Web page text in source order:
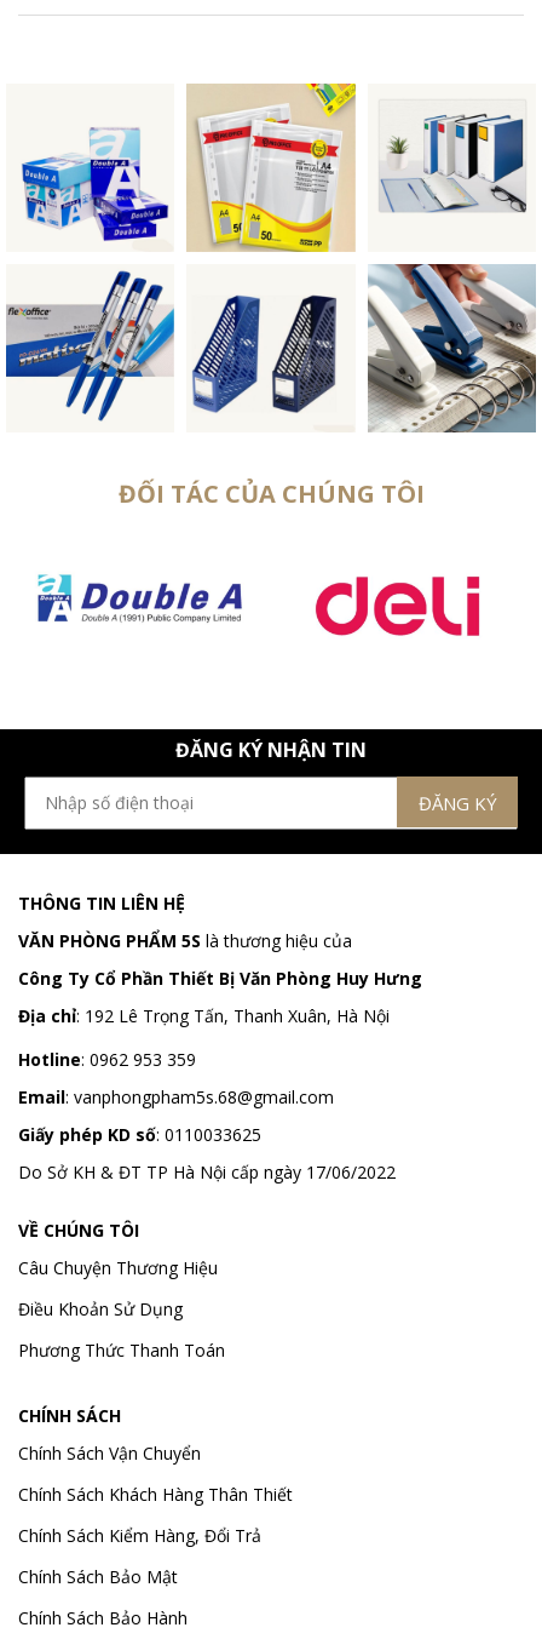
ĐỐI TÁC CỦA CHÚNG TÔI
ĐĂNG KÝ NHẬN TIN
THÔNG TIN LIÊN HỆ
VĂN PHÒNG PHẨM 5S là thương hiệu của
Công Ty Cổ Phần Thiết Bị Văn Phòng Huy Hưng
Địa chỉ: 192 Lê Trọng Tấn, Thanh Xuân, Hà Nội
Hotline: 0962 953 359
Email: vanphongpham5s.68@gmail.com
Giấy phép KD số: 0110033625
Do Sở KH & ĐT TP Hà Nội cấp ngày 17/06/2022
VỀ CHÚNG TÔI
Câu Chuyện Thương Hiệu
Điều Khoản Sử Dụng
Phương Thức Thanh Toán
CHÍNH SÁCH
Chính Sách Vận Chuyển
Chính Sách Khách Hàng Thân Thiết
Chính Sách Kiểm Hàng, Đổi Trả
Chính Sách Bảo Mật
Chính Sách Bảo Hành